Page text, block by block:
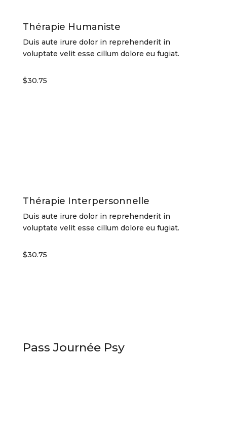
Thérapie Humaniste
Duis aute irure dolor in reprehenderit in
voluptate velit esse cillum dolore eu fugiat.
$30.75
Thérapie Interpersonnelle
Duis aute irure dolor in reprehenderit in
voluptate velit esse cillum dolore eu fugiat.
$30.75
Pass Journée Psy